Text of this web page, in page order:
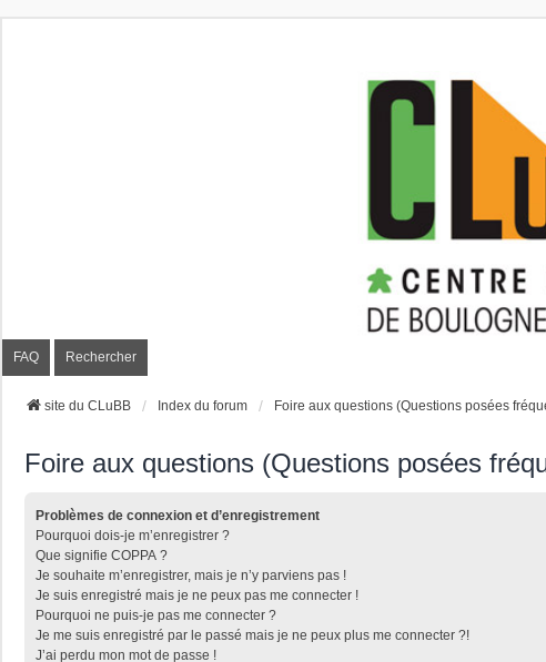
FAQ Rechercher
site du CLuBB Index du forum Foire aux questions (Questions posées
Foire aux questions (Questions posées
Problèmes de connexion et d’enregistrement
Pourquoi dois-je m’enregistrer ?
Que signifie COPPA ?
Je souhaite m’enregistrer, mais je n’y parviens pas !
Je suis enregistré mais je ne peux pas me connecter !
Pourquoi ne puis-je pas me connecter ?
Je me suis enregistré par le passé mais je ne peux plus me connecter ?!
J’ai perdu mon mot de passe !